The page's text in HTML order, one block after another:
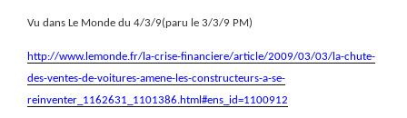
Vu dans Le Monde du 4/3/9(paru le 3/3/9 PM)
http://www.lemonde.fr/la-crise-financiere/article/2009/03/03/la-chute-
des-ventes-de-voitures-amene-les-constructeurs-a-se-
reinventer_1162631_1101386.html#ens_id=1100912